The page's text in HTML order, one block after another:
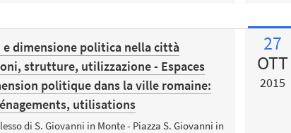
e dimensione politica nella città
strutture, utilizzazione - Espaces
politique dans la ville romaine:
utilisations
di S. Giovanni in Monte - Piazza S. Giovanni in
27
OTT
2015